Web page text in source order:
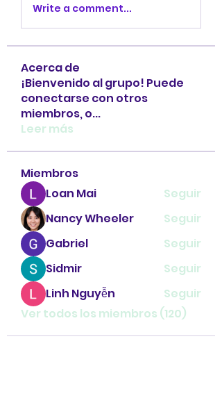
Write a comment...
Acerca de
¡Bienvenido al grupo! Puede
conectarse con otros
miembros, o...
Leer más
Miembros
Loan Mai
Seguir
Nancy Wheeler
Seguir
Gabriel
Seguir
Sidmir
Seguir
Linh Nguyễn
Seguir
Ver todos los miembros (120)